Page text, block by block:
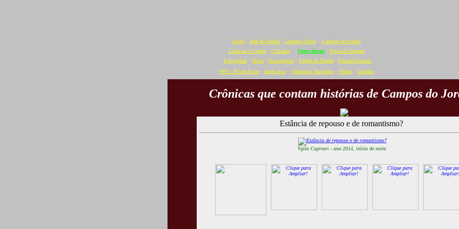
Home · Baú do Jordão · Camargo Freire · Campos do Jordão
Crônicas e Contos · Culinária · Fotos Atuais · Fotos da Semana
Fotografias · Hinos · Homenagens · Papéis de Parede · Poesias/Poemas
PPS - Power Point· Quem Sou· Símbolos Nacionais· Vídeos · Contato
Crônicas que contam histórias de Campos do
Estância de repouso e de romantismo?
Vgila Capivari - ano 2014, início de noite.